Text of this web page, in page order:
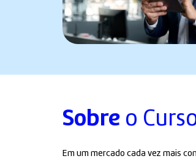
Sobre o
Em um mercado cada vez mais